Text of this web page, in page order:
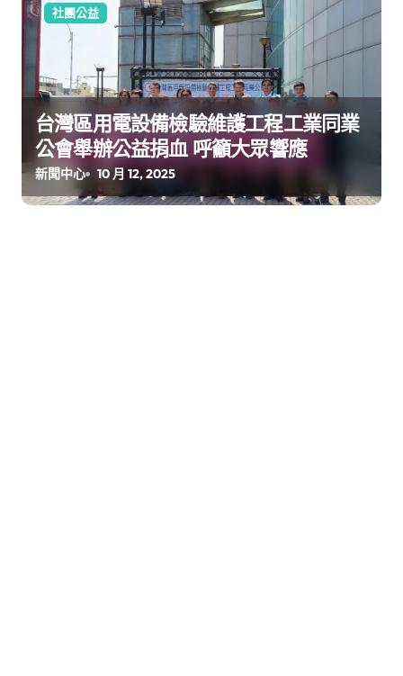
社團公益
台灣區用電設備檢驗維護工程工業同業
公會舉辦公益捐血 呼籲大眾響應
新聞中心 10 月 12, 2025